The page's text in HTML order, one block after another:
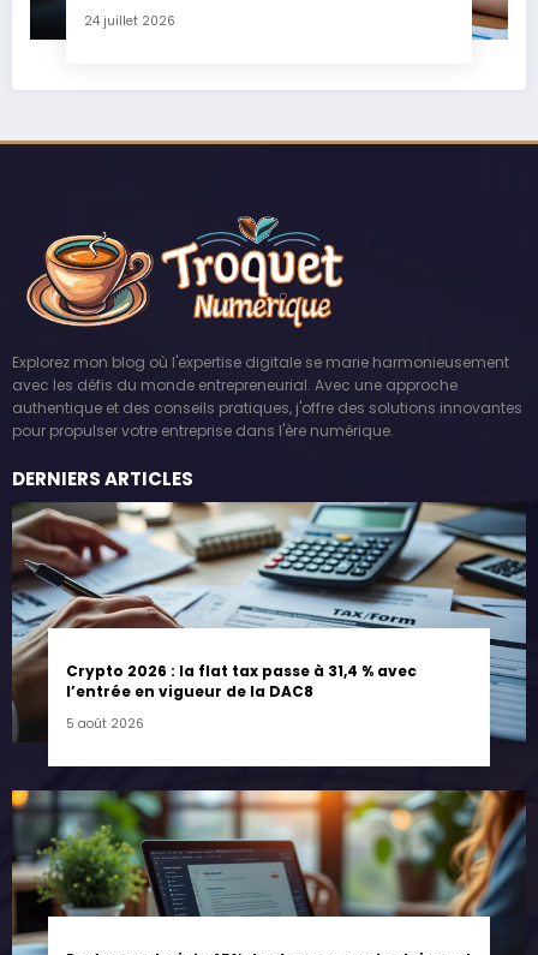
24 juillet 2026
Explorez mon blog où l'expertise digitale se marie harmonieusement
avec les défis du monde entrepreneurial. Avec une approche
authentique et des conseils pratiques, j'offre des solutions innovantes
pour propulser votre entreprise dans l'ère numérique.
DERNIERS ARTICLES
Crypto 2026 : la flat tax passe à 31,4 % avec
l’entrée en vigueur de la DAC8
5 août 2026